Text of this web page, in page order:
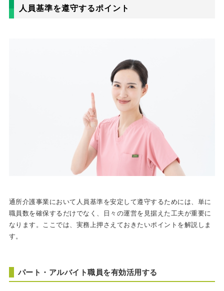
人員基準を遵守するポイント
通所介護事業において人員基準を安定して遵守するためには、単に
職員数を確保するだけでなく、日々の運営を見据えた工夫が重要に
なります。ここでは、実務上押さえておきたいポイントを解説しま
す。
パート・アルバイト職員を有効活用する